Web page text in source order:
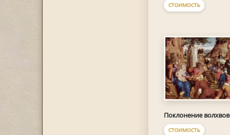
СТОИМОСТЬ
Поклонение волхвов
СТОИМОСТЬ